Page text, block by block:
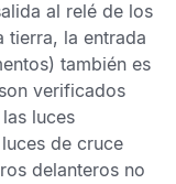
al relé de los
tierra, la entrada
también es
verificados
luces
de cruce
delanteros no